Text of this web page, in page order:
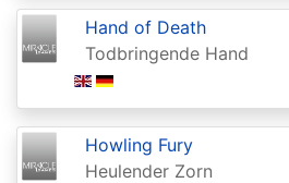
Aether
Revolt
Aetherdrift
Aetherdrift:
Extras
Hand of Death
Todbringende Hand
Howling Fury
Heulender Zorn